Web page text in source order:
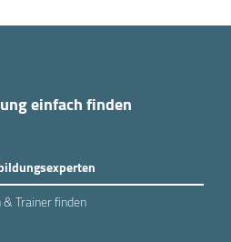
einfach finden
& Trainer finden